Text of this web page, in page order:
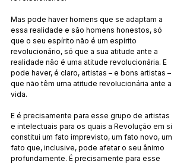
Mas pode haver homens que se adaptam a
essa realidade e são homens honestos, só
que o seu espírito não é um espírito
revolucionário, só que a sua atitude ante a
realidade não é uma atitude revolucionária. E
pode haver, é claro, artistas – e bons artistas –
que não têm uma atitude revolucionária ante a
vida.
E é precisamente para esse grupo de artistas
e intelectuais para os quais a Revolução em si
constitui um fato imprevisto, um fato novo, um
fato que, inclusive, pode afetar o seu ânimo
profundamente. É precisamente para esse